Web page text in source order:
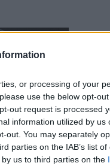
or processing of your
use the below opt-
out request is processed
information utilized by us
out. You may separately
parties on the IAB’s list of
us to third parties on the